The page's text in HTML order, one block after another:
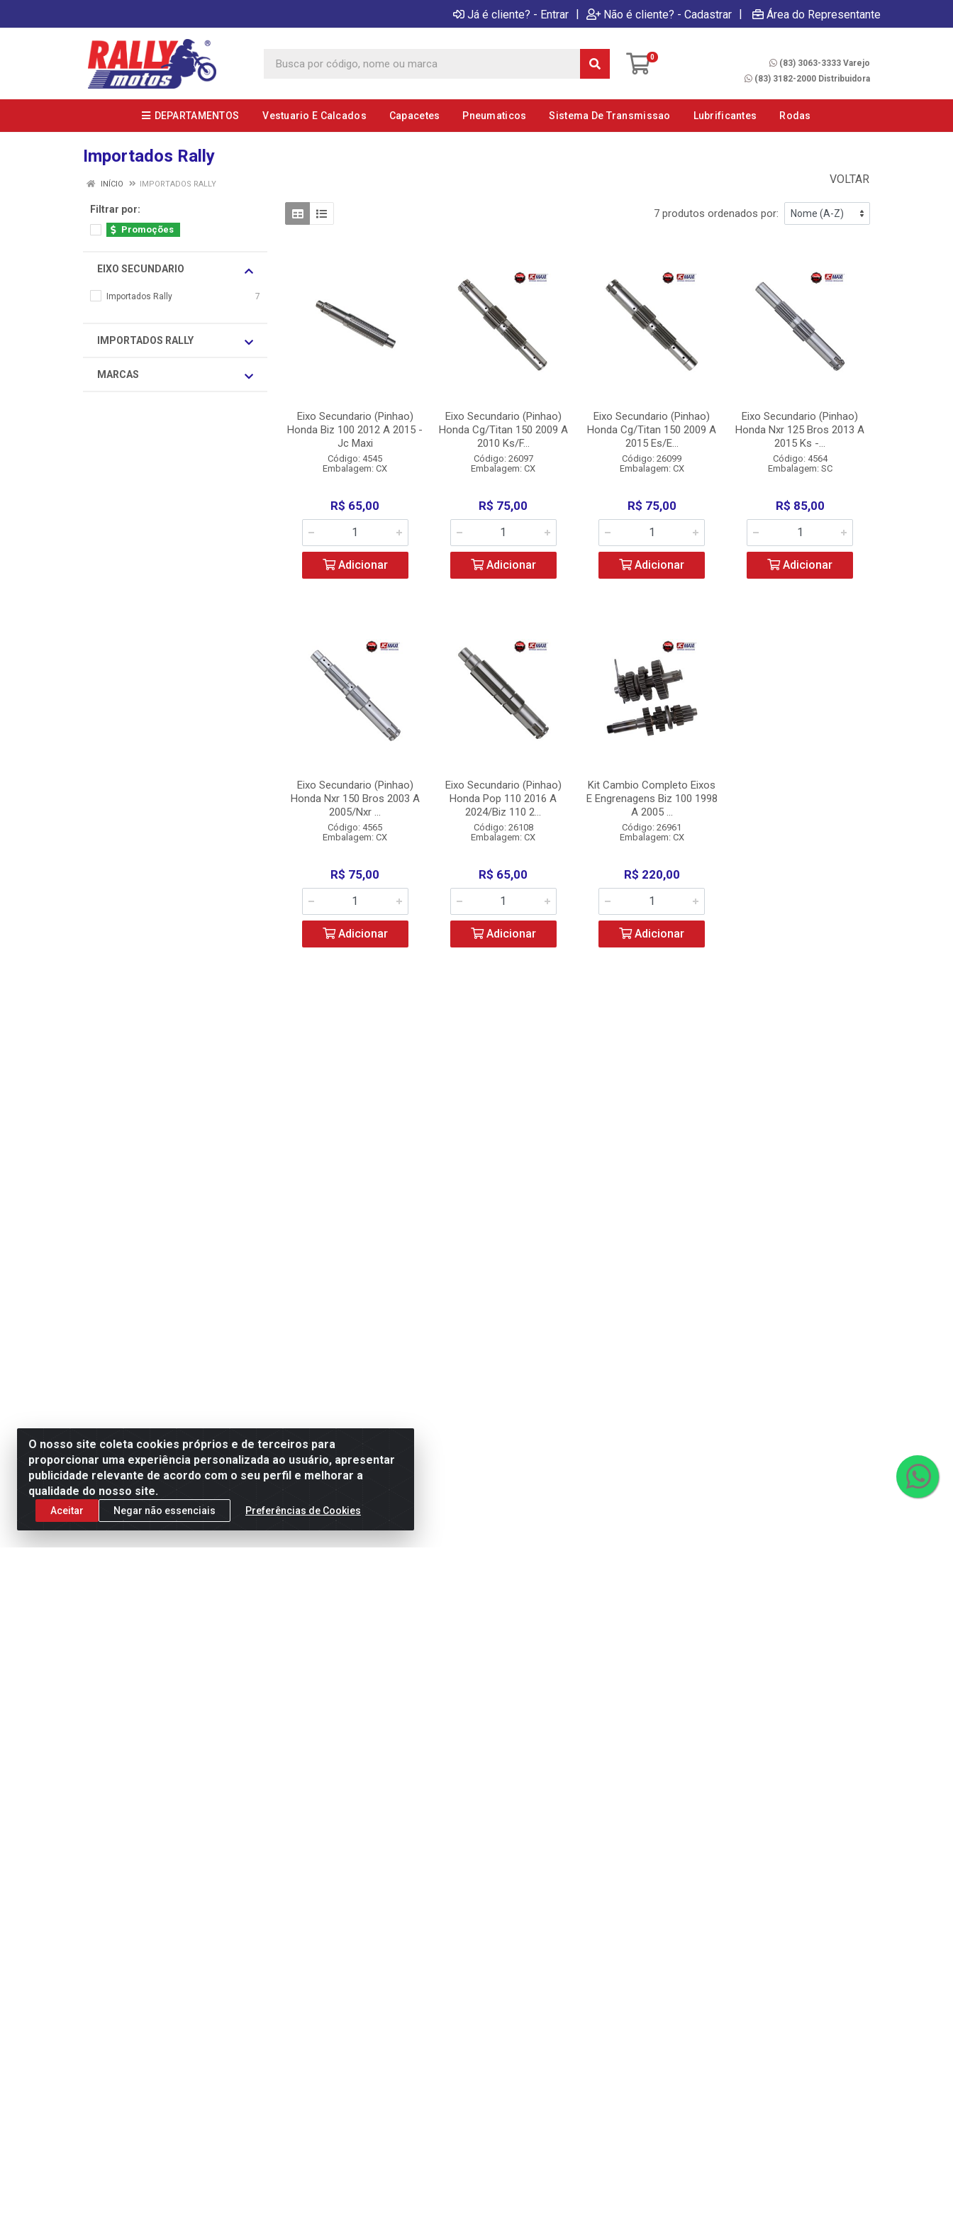
Já é cliente? - Entrar | Não é cliente? - Cadastrar | Área do Representante
0
(83) 3063-3333 Varejo
(83) 3182-2000 Distribuidora
DEPARTAMENTOS Vestuario E Calcados Capacetes Pneumaticos Sistema De Transmissao Lubrificantes Rodas
Importados Rally
VOLTAR
INÍCIO IMPORTADOS RALLY
Filtrar por:
Promoções
EIXO SECUNDARIO
Importados Rally 7
IMPORTADOS RALLY
MARCAS
7 produtos ordenados por:
Eixo Secundario (Pinhao)
Honda Biz 100 2012 A 2015 -
Jc Maxi
Código: 4545
Embalagem: CX
R$ 65,00
Adicionar
Eixo Secundario (Pinhao)
Honda Cg/Titan 150 2009 A
2010 Ks/F...
Código: 26097
Embalagem: CX
R$ 75,00
Adicionar
Eixo Secundario (Pinhao)
Honda Cg/Titan 150 2009 A
2015 Es/E...
Código: 26099
Embalagem: CX
R$ 75,00
Adicionar
Eixo Secundario (Pinhao)
Honda Nxr 125 Bros 2013 A
2015 Ks -...
Código: 4564
Embalagem: SC
R$ 85,00
Adicionar
Eixo Secundario (Pinhao)
Honda Nxr 150 Bros 2003 A
2005/Nxr ...
Código: 4565
Embalagem: CX
R$ 75,00
Adicionar
Eixo Secundario (Pinhao)
Honda Pop 110 2016 A
2024/Biz 110 2...
Código: 26108
Embalagem: CX
R$ 65,00
Adicionar
Kit Cambio Completo Eixos
E Engrenagens Biz 100 1998
A 2005 ...
Código: 26961
Embalagem: CX
R$ 220,00
Adicionar
O nosso site coleta cookies próprios e de terceiros para
proporcionar uma experiência personalizada ao usuário, apresentar
publicidade relevante de acordo com o seu perfil e melhorar a
qualidade do nosso site.
Aceitar Negar não essenciais Preferências de Cookies